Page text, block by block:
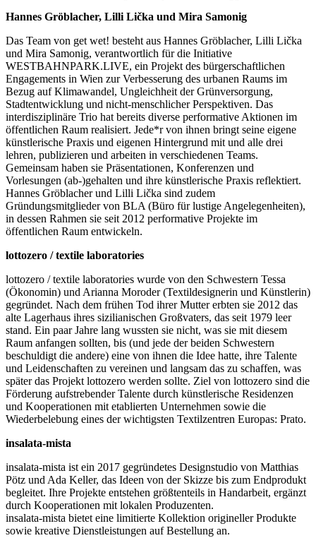
Hannes Gröblacher, Lilli Lička und Mira Samonig
Das Team von get wet! besteht aus Hannes Gröblacher, Lilli Lička
und Mira Samonig, verantwortlich für die Initiative
WESTBAHNPARK.LIVE, ein Projekt des bürgerschaftlichen
Engagements in Wien zur Verbesserung des urbanen Raums im
Bezug auf Klimawandel, Ungleichheit der Grünversorgung,
Stadtentwicklung und nicht-menschlicher Perspektiven. Das
interdisziplinäre Trio hat bereits diverse performative Aktionen im
öffentlichen Raum realisiert. Jede*r von ihnen bringt seine eigene
künstlerische Praxis und eigenen Hintergrund mit und alle drei
lehren, publizieren und arbeiten in verschiedenen Teams.
Gemeinsam haben sie Präsentationen, Konferenzen und
Vorlesungen (ab-)gehalten und ihre künstlerische Praxis reflektiert.
Hannes Gröblacher und Lilli Lička sind zudem
Gründungsmitglieder von BLA (Büro für lustige Angelegenheiten),
in dessen Rahmen sie seit 2012 performative Projekte im
öffentlichen Raum entwickeln.
lottozero / textile laboratories
lottozero / textile laboratories wurde von den Schwestern Tessa
(Ökonomin) und Arianna Moroder (Textildesignerin und Künstlerin)
gegründet. Nach dem frühen Tod ihrer Mutter erbten sie 2012 das
alte Lagerhaus ihres sizilianischen Großvaters, das seit 1979 leer
stand. Ein paar Jahre lang wussten sie nicht, was sie mit diesem
Raum anfangen sollten, bis (und jede der beiden Schwestern
beschuldigt die andere) eine von ihnen die Idee hatte, ihre Talente
und Leidenschaften zu vereinen und langsam das zu schaffen, was
später das Projekt lottozero werden sollte. Ziel von lottozero sind die
Förderung aufstrebender Talente durch künstlerische Residenzen
und Kooperationen mit etablierten Unternehmen sowie die
Wiederbelebung eines der wichtigsten Textilzentren Europas: Prato.
insalata-mista
insalata-mista ist ein 2017 gegründetes Designstudio von Matthias
Pötz und Ada Keller, das Ideen von der Skizze bis zum Endprodukt
begleitet. Ihre Projekte entstehen größtenteils in Handarbeit, ergänzt
durch Kooperationen mit lokalen Produzenten.
insalata-mista bietet eine limitierte Kollektion origineller Produkte
sowie kreative Dienstleistungen auf Bestellung an.